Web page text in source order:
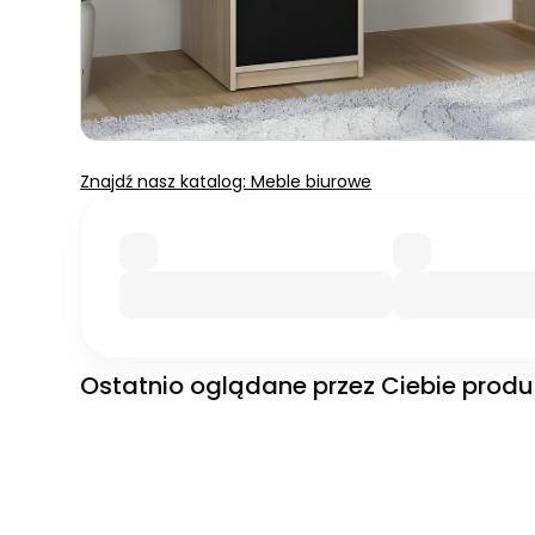
Znajdź nasz katalog: Meble biurowe
Ostatnio oglądane przez Ciebie